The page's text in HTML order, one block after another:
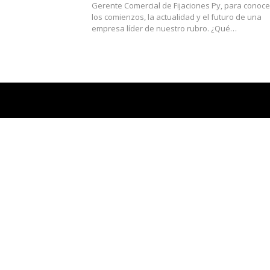
Gerente Comercial de Fijaciones Py, para
los comienzos, la actualidad y el futuro de una
empresa líder de nuestro rubro. ¿Qué…